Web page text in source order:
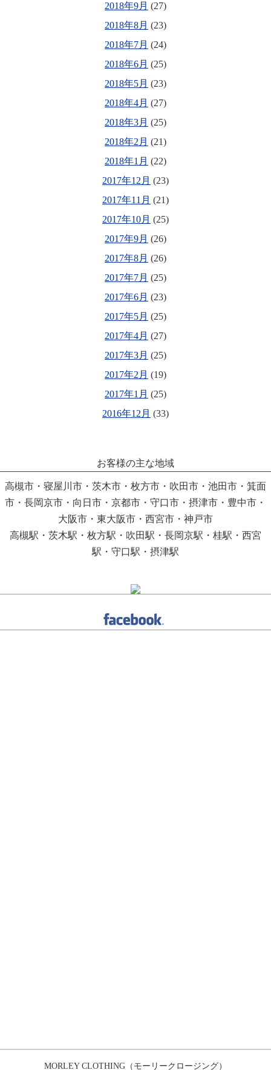
2018年9月 (27)
2018年8月 (23)
2018年7月 (24)
2018年6月 (25)
2018年5月 (23)
2018年4月 (27)
2018年3月 (25)
2018年2月 (21)
2018年1月 (22)
2017年12月 (23)
2017年11月 (21)
2017年10月 (25)
2017年9月 (26)
2017年8月 (26)
2017年7月 (25)
2017年6月 (23)
2017年5月 (25)
2017年4月 (27)
2017年3月 (25)
2017年2月 (19)
2017年1月 (25)
2016年12月 (33)
お客様の主な地域
高槻市・寝屋川市・茨木市・枚方市・吹田市・池田市・箕面
市・長岡京市・向日市・京都市・守口市・摂津市・豊中市・
大阪市・東大阪市・西宮市・神戸市
高槻駅・茨木駅・枚方駅・吹田駅・長岡京駅・桂駅・西宮
駅・守口駅・摂津駅
MORLEY CLOTHING（モーリークロージング）